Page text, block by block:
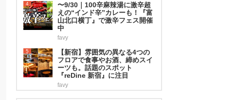
4
〜9/30｜100辛麻辣湯に激辛超
えの“インド辛”カレーも！『富
山北口横丁』で激辛フェス開催
中
favy
5
【新宿】雰囲気の異なる4つの
フロアで食事やお酒、締めスイ
ーツも。話題のスポット
『reDine 新宿』に注目
favy